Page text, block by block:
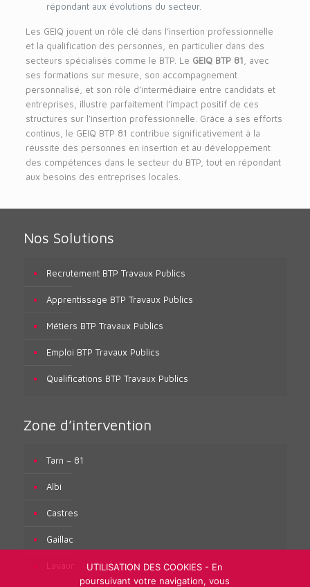
répondant aux évolutions du secteur.
Les GEIQ jouent un rôle clé dans l’insertion professionnelle
et la qualification des personnes, en particulier dans des
secteurs spécialisés comme le BTP. Le GEIQ BTP 81 , avec
ses formations sur mesure, son accompagnement
personnalisé, et son rôle d’intermédiaire entre candidats et
entreprises, illustre parfaitement l’impact positif de ces
structures sur l’insertion professionnelle. Grâce à ses efforts
continus, le GEIQ BTP 81 contribue significativement à la
réussite des personnes en insertion et au développement
des compétences dans le secteur du BTP, tout en répondant
aux besoins des entreprises locales.
Nos Solutions
Recrutement BTP Travaux Publics
Apprentissage BTP Travaux Publics
Métiers BTP Travaux Publics
Emploi BTP Travaux Publics
Qualifications BTP Travaux Publics
Zone d’intervention
Tarn – 81
Albi
Castres
Gaillac
Lavaur
UTILISATION DES COOKIES - En
poursuivant votre navigation, vous